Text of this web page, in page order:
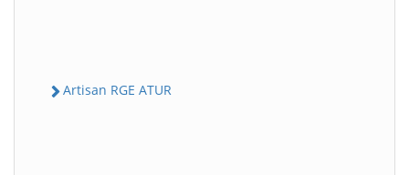
Artisan RGE ATUR